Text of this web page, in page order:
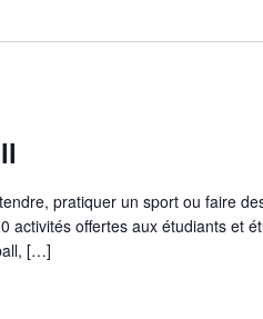
pratiquer un sport ou faire
activités offertes aux étudiants et
[…]